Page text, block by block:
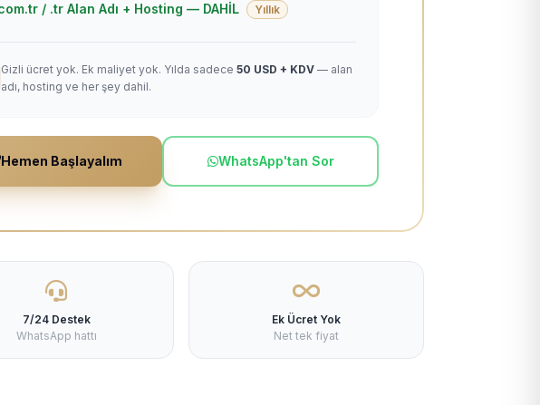
/ .tr Alan Adı + Hosting — DAHİL Yıllık
Gizli ücret yok. Ek maliyet yok. Yılda sadece 50 USD + KDV — alan
adı, hosting ve her şey dahil.
Hemen Başlayalım WhatsApp'tan Sor
7/24 Destek
WhatsApp hattı
Ek Ücret Yok
Net tek fiyat